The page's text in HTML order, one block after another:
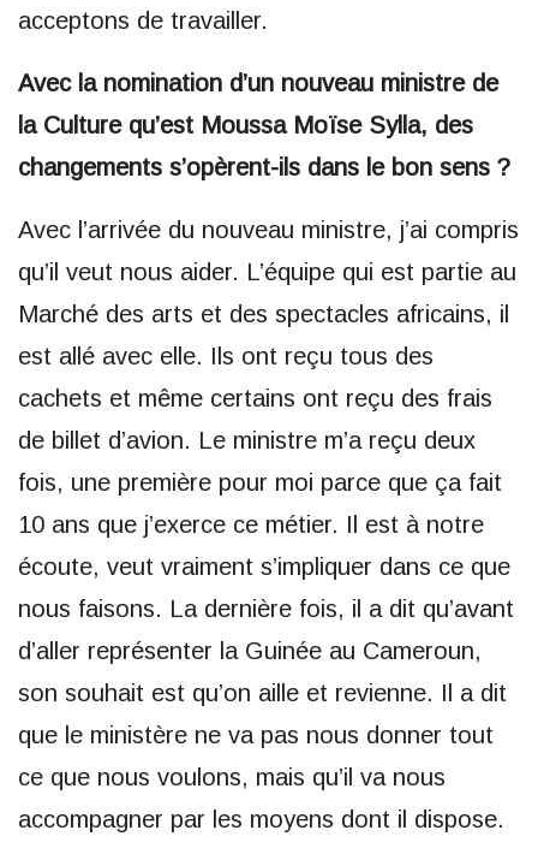
acceptons de travailler.
Avec la nomination d’un nouveau ministre de
la Culture qu’est Moussa Moïse Sylla, des
changements s’opèrent-ils dans le bon sens ?
Avec l’arrivée du nouveau ministre, j’ai compris
qu’il veut nous aider. L’équipe qui est partie au
Marché des arts et des spectacles africains, il
est allé avec elle. Ils ont reçu tous des
cachets et même certains ont reçu des frais
de billet d’avion. Le ministre m’a reçu deux
fois, une première pour moi parce que ça fait
10 ans que j’exerce ce métier. Il est à notre
écoute, veut vraiment s’impliquer dans ce que
nous faisons. La dernière fois, il a dit qu’avant
d’aller représenter la Guinée au Cameroun,
son souhait est qu’on aille et revienne. Il a dit
que le ministère ne va pas nous donner tout
ce que nous voulons, mais qu’il va nous
accompagner par les moyens dont il dispose.